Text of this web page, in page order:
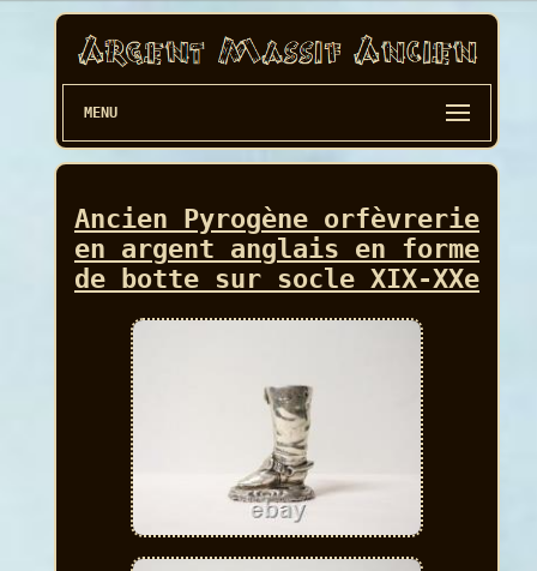
MENU
Ancien Pyrogène orfèvrerie
en argent anglais en forme
de botte sur socle XIX-XXe